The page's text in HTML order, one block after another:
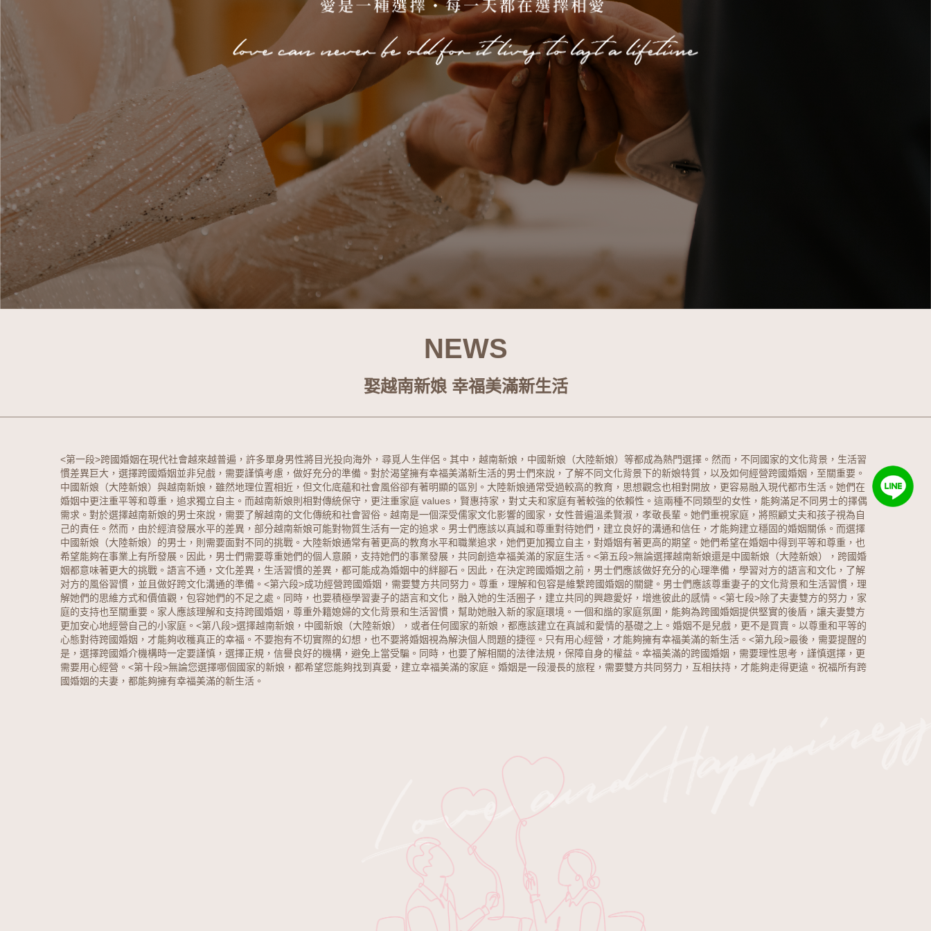
NEWS
娶越南新娘 幸福美滿新生活
<第一段>跨國婚姻在現代社會越來越普遍，許多單身男性將目光投向海外，尋覓人生伴侶。其中， 越南新娘 ， 中國新娘 （大陸新娘）等都成為熱門選擇。然而，不同國家的文化背景，生活習
慣差異巨大，選擇跨國婚姻並非兒戲，需要謹慎考慮，做好充分的準備。對於渴望擁有幸福美滿新生活的男士們來說，了解不同文化背景下的新娘特質，以及如何經營跨國婚姻，至關重要。
中國新娘（大陸新娘）與越南新娘，雖然地理位置相近，但文化底蘊和社會風俗卻有著明顯的區別。大陸新娘通常受過較高的教育，思想觀念也相對開放，更容易融入現代都市生活。她們在
婚姻中更注重平等和尊重，追求獨立自主。而越南新娘則相對傳統保守，更注重家庭 values，賢惠持家，對丈夫和家庭有著較強的依賴性。這兩種不同類型的女性，能夠滿足不同男士的擇偶
需求。 對於選擇越南新娘的男士來說，需要了解越南的文化傳統和社會習俗。越南是一個深受儒家文化影響的國家，女性普遍溫柔賢淑，孝敬長輩。她們重視家庭，將照顧丈夫和孩子視為自
己的責任。然而，由於經濟發展水平的差異，部分越南新娘可能對物質生活有一定的追求。男士們應該以真誠和尊重對待她們，建立良好的溝通和信任，才能夠建立穩固的婚姻關係。 而選擇
中國新娘（大陸新娘）的男士，則需要面對不同的挑戰。大陸新娘通常有著更高的教育水平和職業追求，她們更加獨立自主，對婚姻有著更高的期望。她們希望在婚姻中得到平等和尊重，也
希望能夠在事業上有所發展。因此，男士們需要尊重她們的個人意願，支持她們的事業發展，共同創造幸福美滿的家庭生活。<第五段>無論選擇越南新娘還是中國新娘（大陸新娘），跨國婚
姻都意味著更大的挑戰。語言不通，文化差異，生活習慣的差異，都可能成為婚姻中的絆腳石。因此，在決定跨國婚姻之前，男士們應該做好充分的心理準備，學習对方的語言和文化，了解
对方的風俗習慣，並且做好跨文化溝通的準備。<第六段>成功經營跨國婚姻，需要雙方共同努力。尊重，理解和包容是維繫跨國婚姻的關鍵。男士們應該尊重妻子的文化背景和生活習慣，理
解她們的思維方式和價值觀，包容她們的不足之處。同時，也要積極學習妻子的語言和文化，融入她的生活圈子，建立共同的興趣愛好，增進彼此的感情。<第七段>除了夫妻雙方的努力，家
庭的支持也至關重要。家人應該理解和支持跨國婚姻，尊重外籍媳婦的文化背景和生活習慣，幫助她融入新的家庭環境。一個和諧的家庭氛圍，能夠為跨國婚姻提供堅實的後盾，讓夫妻雙方
更加安心地經營自己的小家庭。<第八段>選擇越南新娘，中國新娘（大陸新娘），或者任何國家的新娘，都應該建立在真誠和愛情的基礎之上。婚姻不是兒戲，更不是買賣。以尊重和平等的
心態對待跨國婚姻，才能夠收穫真正的幸福。不要抱有不切實際的幻想，也不要將婚姻視為解決個人問題的捷徑。只有用心經營，才能夠擁有幸福美滿的新生活。<第九段>最後，需要提醒的
是，選擇跨國婚介機構時一定要謹慎，選擇正規，信譽良好的機構，避免上當受騙。同時，也要了解相關的法律法規，保障自身的權益。幸福美滿的跨國婚姻，需要理性思考，謹慎選擇，更
需要用心經營。<第十段>無論您選擇哪個國家的新娘，都希望您能夠找到真愛，建立幸福美滿的家庭。婚姻是一段漫長的旅程，需要雙方共同努力，互相扶持，才能夠走得更遠。祝福所有跨
國婚姻的夫妻，都能夠擁有幸福美滿的新生活。